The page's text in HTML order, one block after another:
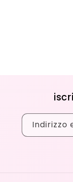
Indirizzo